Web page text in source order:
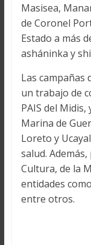
Masisea,
de Coronel
Estado a más
asháninka y
Las campañas
un trabajo de
PAIS del
Marina de
Loreto y
salud.
Cultura, de la
entidades
entre otros.